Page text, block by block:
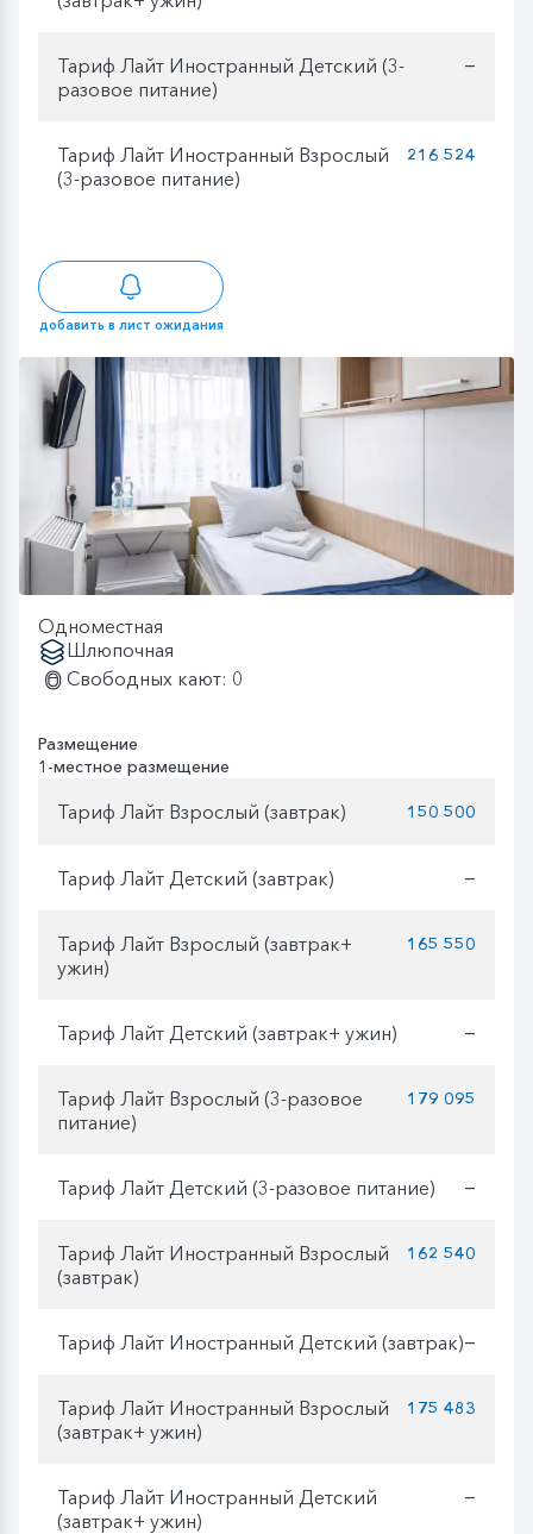
Тариф Лайт Иностранный Детский (3-
разовое питание)
—
Тариф Лайт Иностранный Взрослый
(3-разовое питание)
216 524
добавить в лист ожидания
Одноместная
Шлюпочная
Свободных кают: 0
Размещение
1-местное размещение
Тариф Лайт Взрослый (завтрак) 150 500
Тариф Лайт Детский (завтрак) —
Тариф Лайт Взрослый (завтрак+
ужин)
165 550
Тариф Лайт Детский (завтрак+ ужин) —
Тариф Лайт Взрослый (3-разовое
питание)
179 095
Тариф Лайт Детский (3-разовое питание) —
Тариф Лайт Иностранный Взрослый
(завтрак)
162 540
Тариф Лайт Иностранный Детский (завтрак)—
Тариф Лайт Иностранный Взрослый
(завтрак+ ужин)
175 483
Тариф Лайт Иностранный Детский
(завтрак+ ужин)
—